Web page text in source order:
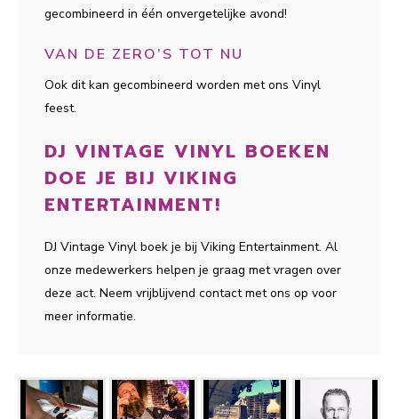
gecombineerd in één onvergetelijke avond!
VAN DE ZERO’S TOT NU
Ook dit kan gecombineerd worden met ons Vinyl
feest.
DJ VINTAGE VINYL BOEKEN
DOE JE BIJ VIKING
ENTERTAINMENT!
DJ Vintage Vinyl boek je bij Viking Entertainment. Al
onze medewerkers helpen je graag met vragen over
deze act. Neem vrijblijvend contact met ons op voor
meer informatie.